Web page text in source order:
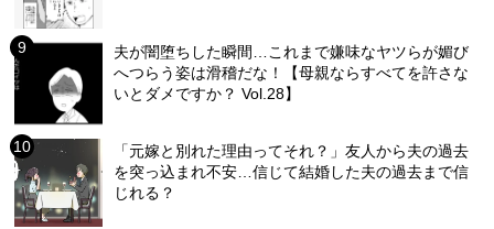
夫が闇堕ちした瞬間…これまで嫌味なヤツらが媚び
へつらう姿は滑稽だな！【母親ならすべてを許さな
いとダメですか？ Vol.28】
「元嫁と別れた理由ってそれ？」友人から夫の過去
を突っ込まれ不安…信じて結婚した夫の過去まで信
じれる？